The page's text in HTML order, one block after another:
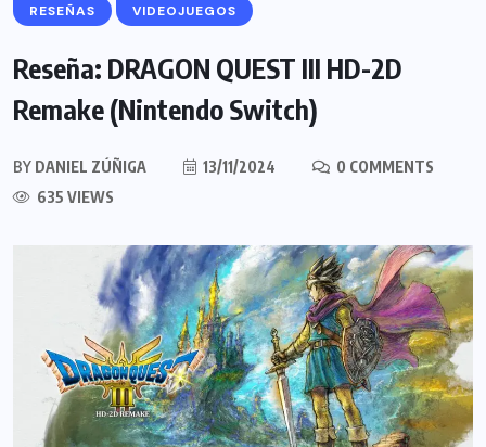
RESEÑAS VIDEOJUEGOS
Reseña: DRAGON QUEST III HD-2D
Remake (Nintendo Switch)
BY DANIEL ZÚÑIGA 13/11/2024
0 COMMENTS
635 VIEWS